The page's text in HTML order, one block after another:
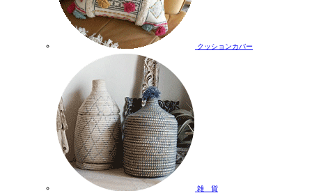
クッションカバー
雑 貨